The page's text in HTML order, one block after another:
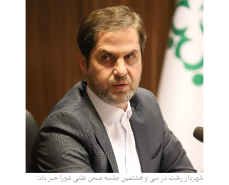
شهردار رشت در سی و هشتمین جلسه صحن علنی شورا خبر داد: